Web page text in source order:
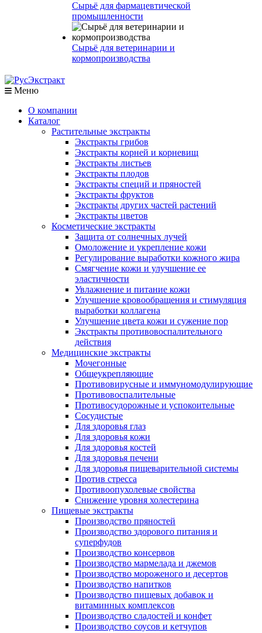
Сырьё для фармацевтической
промышленности
Сырьё для ветеринарии и
кормопроизводства
Меню
О компании
Каталог
Растительные экстракты
Экстракты грибов
Экстракты корней и корневищ
Экстракты листьев
Экстракты плодов
Экстракты специй и пряностей
Экстракты фруктов
Экстракты других частей растений
Экстракты цветов
Косметические экстракты
Защита от солнечных лучей
Омоложение и укрепление кожи
Регулирование выработки кожного жира
Смягчение кожи и улучшение ее
эластичности
Увлажнение и питание кожи
Улучшение кровообращения и стимуляция
выработки коллагена
Улучшение цвета кожи и сужение пор
Экстракты противовоспалительного
действия
Медицинские экстракты
Мочегонные
Общеукрепляющие
Противовирусные и иммуномодулирующие
Противовоспалительные
Противосудорожные и успокоительные
Сосудистые
Для здоровья глаз
Для здоровья кожи
Для здоровья костей
Для здоровья печени
Для здоровья пищеварительной системы
Против стресса
Противоопухолевые свойства
Снижение уровня холестерина
Пищевые экстракты
Производство пряностей
Производство здорового питания и
суперфудов
Производство консервов
Производство мармелада и джемов
Производство мороженого и десертов
Производство напитков
Производство пищевых добавок и
витаминных комплексов
Производство сладостей и конфет
Производство соусов и кетчупов